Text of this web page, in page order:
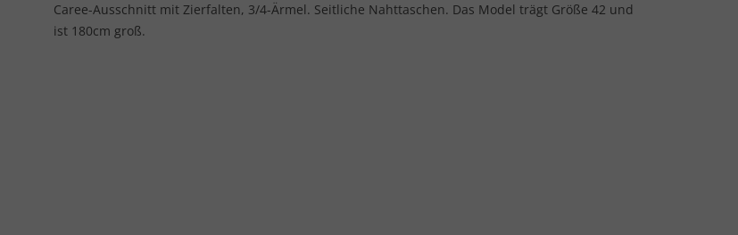
Caree-Ausschnitt mit Zierfalten, 3/4-Ärmel. Seitliche Nahttaschen. Das Model trägt Größe 42 und
ist 180cm groß.